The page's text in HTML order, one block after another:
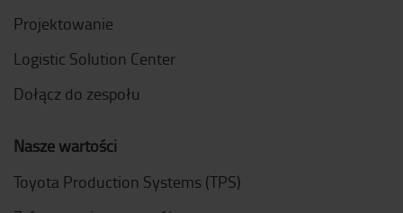
Projektowanie
Logistic Solution Center
Dołącz do zespołu
Nasze wartości
Toyota Production Systems (TPS)